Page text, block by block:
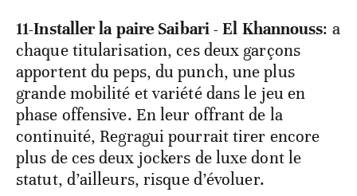
11-Installer la paire Saibari - El Khannouss: a
chaque titularisation, ces deux garçons
apportent du peps, du punch, une plus
grande mobilité et variété dans le jeu en
phase offensive. En leur offrant de la
continuité, Regragui pourrait tirer encore
plus de ces deux jockers de luxe dont le
statut, d’ailleurs, risque d’évoluer.